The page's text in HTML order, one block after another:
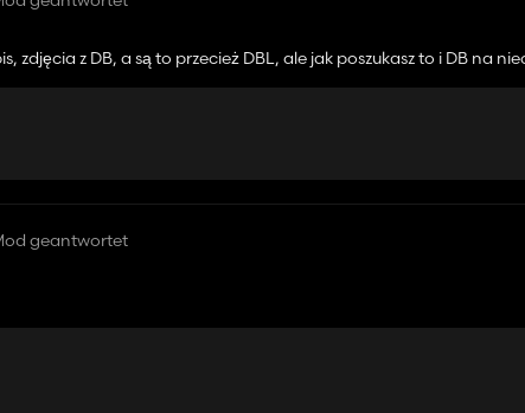
zdjęcia z DB, a są to przecież DBL, ale jak poszukasz to i DB na
geantwortet